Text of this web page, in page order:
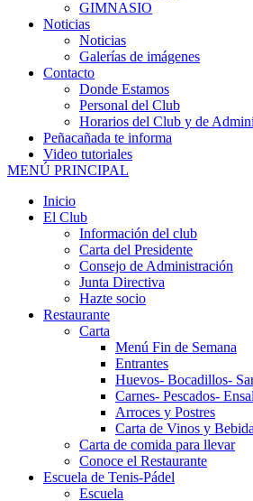
GIMNASIO
Noticias
Noticias
Galerías de imágenes
Contacto
Donde Estamos
Personal del Club
Horarios del Club y de
Peñacañada te informa
Video tutoriales
MENÚ PRINCIPAL
Inicio
El Club
Información del club
Carta del Presidente
Consejo de Administración
Junta Directiva
Hazte socio
Restaurante
Carta
Menú Fin de Semana
Entrantes
Huevos- Bocadillos-
Carnes- Pescados-
Arroces y Postres
Carta de Vinos y
Carta de comida para llevar
Conoce el Restaurante
Escuela de Tenis-Pádel
Escuela